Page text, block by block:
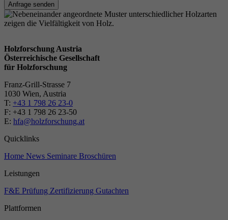
Anfrage senden
Holzforschung Austria
Österreichische Gesellschaft
für Holzforschung
Franz-Grill-Strasse 7
1030 Wien, Austria
T: +43 1 798 26 23-0
​​F: +43 1 798 26 23-50
E: hfa@holzforschung.at
Quicklinks
Home News Seminare Broschüren
Leistungen
F&E Prüfung Zertifizierung Gutachten
Plattformen